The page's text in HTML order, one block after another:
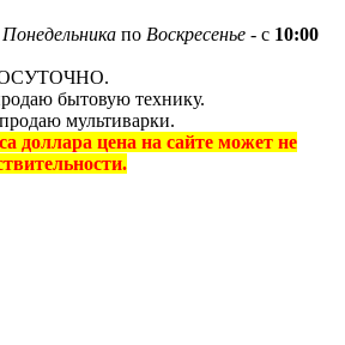
Понедельника по Воскресенье - с 10:00
бытовую технику.
мультиварки.
доллара цена на сайте может не